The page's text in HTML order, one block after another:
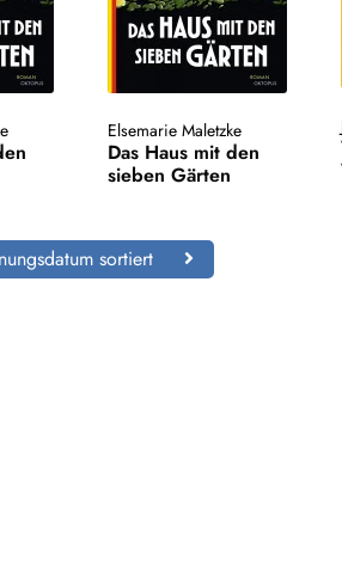
Elsemarie Maletzke
Das Haus mit den
sieben Gärten
sortiert